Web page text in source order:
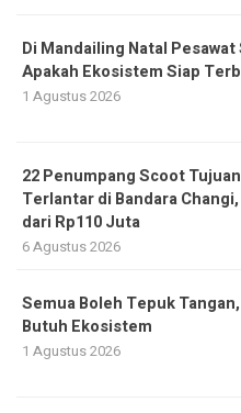
Di Mandailing Natal
Apakah Ekosistem Siap
1 Agustus 2026
22 Penumpang Scoot
Terlantar di Bandara
dari Rp110 Juta
6 Agustus 2026
Semua Boleh Tepuk
Butuh Ekosistem
1 Agustus 2026